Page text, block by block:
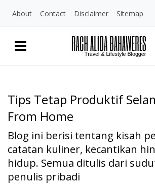
About Contact Disclaimer Sitemap
Tips Tetap Produktif
From Home
Blog ini berisi tentang kisah
catatan kuliner, kecantikan
hidup. Semua ditulis dari
penulis pribadi